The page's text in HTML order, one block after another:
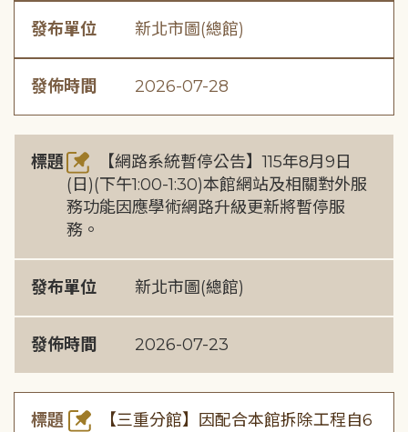
發布單位 新北市圖(總館)
發佈時間 2026-07-28
標題
【網路系統暫停公告】115年8月9日
(日)(下午1:00-1:30)本館網站及相關對外服
務功能因應學術網路升級更新將暫停服
務。
發布單位 新北市圖(總館)
發佈時間 2026-07-23
標題
【三重分館】因配合本館拆除工程自6